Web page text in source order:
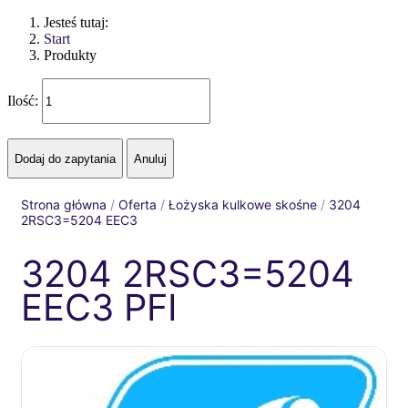
Jesteś tutaj:
Start
Produkty
Ilość:
Strona główna / Oferta / Łożyska kulkowe skośne / 3204
2RSC3=5204 EEC3
3204 2RSC3=5204
EEC3 PFI